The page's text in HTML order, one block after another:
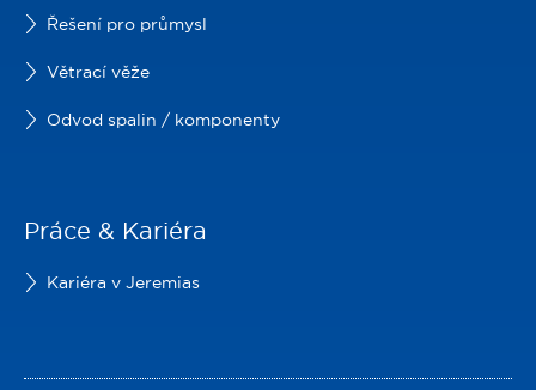
Řešení pro průmysl
Větrací věže
Odvod spalin / komponenty
Práce & Kariéra
Kariéra v Jeremias